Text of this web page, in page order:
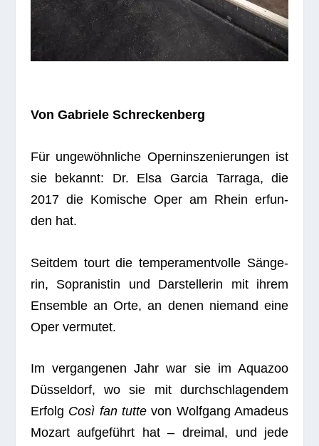
Von Gabriele Schreckenberg
Für unge­wöhn­li­che Opern­in­sze­nie­run­gen ist
sie bekannt: Dr. Elsa Gar­cia Tar­raga, die
2017 die Komi­sche Oper am Rhein erfun­
den hat.
Seit­dem tourt die tem­pe­ra­ment­volle Sän­ge­
rin, Sopra­nis­tin und Dar­stel­le­rin mit ihrem
Ensem­ble an Orte, an denen nie­mand eine
Oper vermutet.
Im ver­gan­ge­nen Jahr war sie im Aqua­zoo
Düs­sel­dorf, wo sie mit durch­schla­gen­dem
Erfolg Così fan tutte von Wolf­gang Ama­deus
Mozart auf­ge­führt hat – drei­mal, und jede